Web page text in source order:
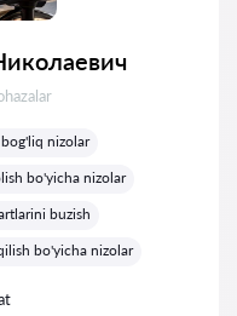
nizolar
bo'yicha nizolar
buzish
bo'yicha nizolar